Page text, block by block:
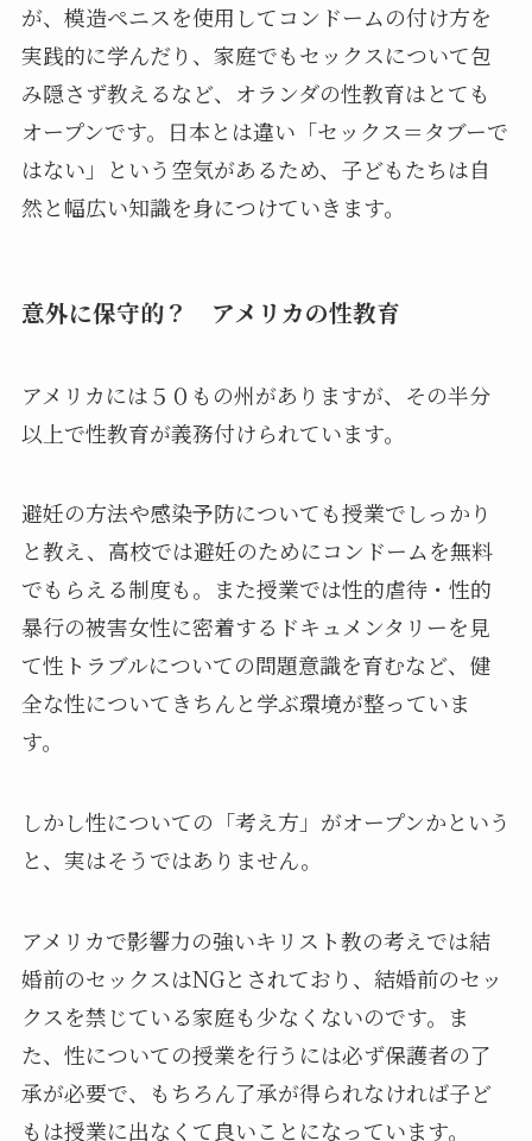
が、模造ペニスを使用してコンドームの付け方を
実践的に学んだり、家庭でもセックスについて包
み隠さず教えるなど、オランダの性教育はとても
オープンです。日本とは違い「セックス＝タブーで
はない」という空気があるため、子どもたちは自
然と幅広い知識を身につけていきます。
意外に保守的？ アメリカの性教育
アメリカには５０もの州がありますが、その半分
以上で性教育が義務付けられています。
避妊の方法や感染予防についても授業でしっかり
と教え、高校では避妊のためにコンドームを無料
でもらえる制度も。また授業では性的虐待・性的
暴行の被害女性に密着するドキュメンタリーを見
て性トラブルについての問題意識を育むなど、健
全な性についてきちんと学ぶ環境が整っていま
す。
しかし性についての「考え方」がオープンかという
と、実はそうではありません。
アメリカで影響力の強いキリスト教の考えでは結
婚前のセックスはNGとされており、結婚前のセッ
クスを禁じている家庭も少なくないのです。ま
た、性についての授業を行うには必ず保護者の了
承が必要で、もちろん了承が得られなければ子ど
もは授業に出なくて良いことになっています。